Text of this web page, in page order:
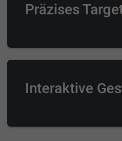
Präzises
Interaktive